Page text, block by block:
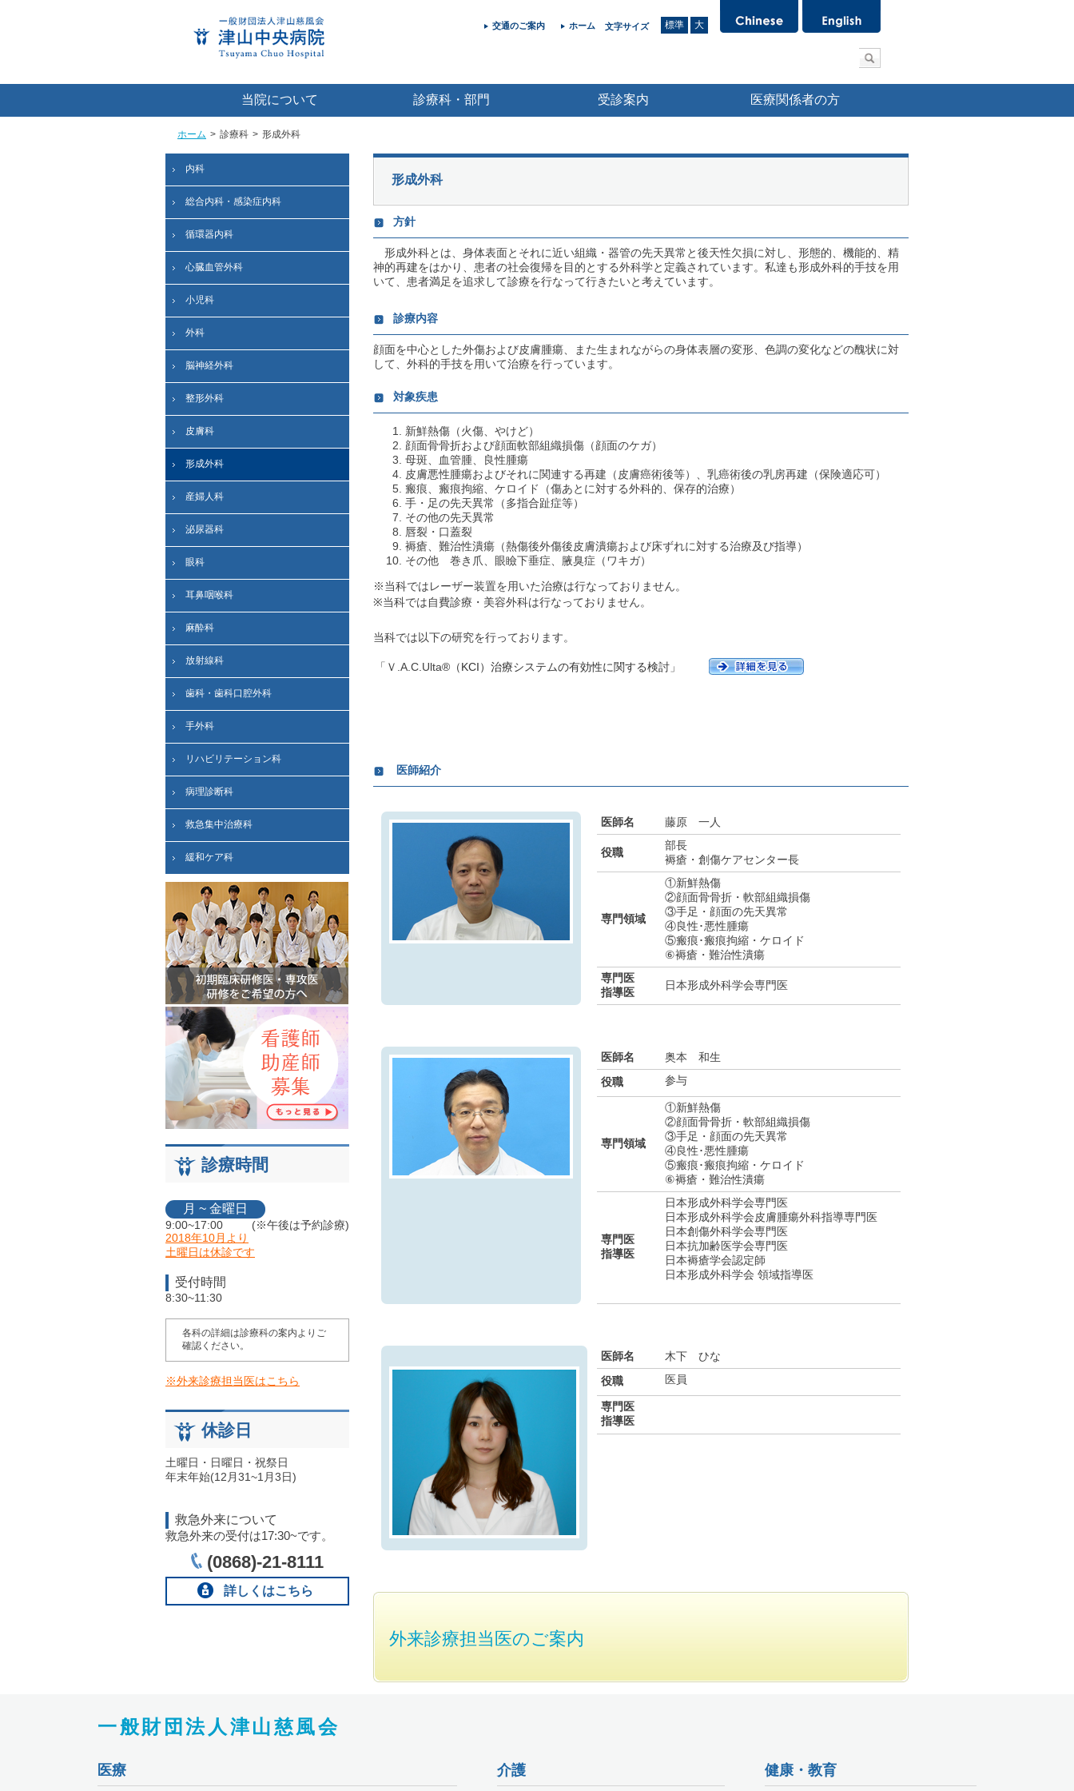
大
標準
文字サイズ
ホーム
交通のご案内
当院について 診療科・部門 受診案内 医療関係者の方
ホーム > 診療科 > 形成外科
内科
総合内科・感染症内科
循環器内科
心臓血管外科
小児科
外科
脳神経外科
整形外科
皮膚科
形成外科
産婦人科
泌尿器科
眼科
耳鼻咽喉科
麻酔科
放射線科
歯科・歯科口腔外科
手外科
リハビリテーション科
病理診断科
救急集中治療科
緩和ケア科
診療時間
月 ~ 金曜日
9:00~17:00
(※午後は予約診療)
2018年10月より
土曜日は休診です
受付時間
8:30~11:30
各科の詳細は診療科の案内よりご
確認ください。
※外来診療担当医はこちら
休診日
土曜日・日曜日・祝祭日
年末年始(12月31~1月3日)
救急外来について
救急外来の受付は17:30~です。
(0868)-21-8111
詳しくはこちら
形成外科
方針
形成外科とは、身体表面とそれに近い組織・器管の先天異常と後天性欠損に対し、形態的、機能的、精
神的再建をはかり、患者の社会復帰を目的とする外科学と定義されています。私達も形成外科的手技を用
いて、患者満足を追求して診療を行なって行きたいと考えています。
診療内容
顔面を中心とした外傷および皮膚腫瘍、また生まれながらの身体表層の変形、色調の変化などの醜状に対
して、外科的手技を用いて治療を行っています。
対象疾患
新鮮熱傷（火傷、やけど）
顔面骨骨折および顔面軟部組織損傷（顔面のケガ）
母斑、血管腫、良性腫瘍
皮膚悪性腫瘍およびそれに関連する再建（皮膚癌術後等）、乳癌術後の乳房再建（保険適応可）
瘢痕、瘢痕拘縮、ケロイド（傷あとに対する外科的、保存的治療）
手・足の先天異常（多指合趾症等）
その他の先天異常
唇裂・口蓋裂
褥瘡、難治性潰瘍（熱傷後外傷後皮膚潰瘍および床ずれに対する治療及び指導）
その他 巻き爪、眼瞼下垂症、腋臭症（ワキガ）
※当科ではレーザー装置を用いた治療は行なっておりません。
※当科では自費診療・美容外科は行なっておりません。
当科では以下の研究を行っております。
「Ｖ.A.C.Ulta®（KCI）治療システムの有効性に関する検討 」
医師紹介
医師名 藤原 一人
役職
部長
褥瘡・創傷ケアセンター長
専門領域
①新鮮熱傷
②顔面骨骨折・軟部組織損傷
③手足・顔面の先天異常
④良性･悪性腫瘍
⑤瘢痕･瘢痕拘縮・ケロイド
⑥褥瘡・難治性潰瘍
専門医
指導医
日本形成外科学会専門医
医師名
奥本 和生
役職
参与
専門領域
①新鮮熱傷
②顔面骨骨折・軟部組織損傷
③手足・顔面の先天異常
④良性･悪性腫瘍
⑤瘢痕･瘢痕拘縮・ケロイド
⑥褥瘡・難治性潰瘍
専門医
指導医
日本形成外科学会専門医
日本形成外科学会皮膚腫瘍外科指導専門医
日本創傷外科学会専門医
日本抗加齢医学会専門医
日本褥瘡学会認定師
日本形成外科学会 領域指導医
医師名
木下 ひな
役職
医員
専門医
指導医
外来診療担当医のご案内
一般財団法人津山慈風会
医療 介護 健康・教育